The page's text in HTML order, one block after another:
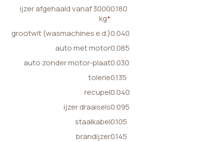
ijzer afgehaald vanaf 3000
kg*
0.180
grootwit (wasmachines e.d.)0.040
auto met motor0.085
auto zonder motor-plaat0.030
tolerie0.135
recupel0.040
ijzer draaisels0.095
staalkabel0.105
brandijzer0.145